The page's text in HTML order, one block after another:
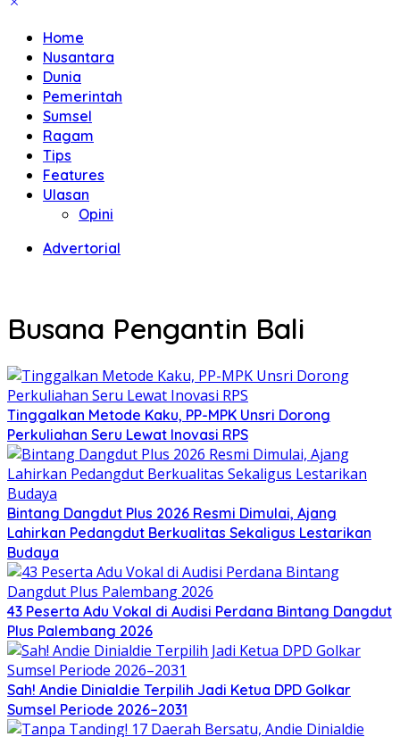
Home
Nusantara
Dunia
Pemerintah
Sumsel
Ragam
Tips
Features
Ulasan
Opini
Advertorial
Busana Pengantin Bali
Tinggalkan Metode Kaku, PP-MPK Unsri Dorong
Perkuliahan Seru Lewat Inovasi RPS
Bintang Dangdut Plus 2026 Resmi Dimulai, Ajang
Lahirkan Pedangdut Berkualitas Sekaligus Lestarikan
Budaya
43 Peserta Adu Vokal di Audisi Perdana Bintang Dangdut
Plus Palembang 2026
Sah! Andie Dinialdie Terpilih Jadi Ketua DPD Golkar
Sumsel Periode 2026–2031